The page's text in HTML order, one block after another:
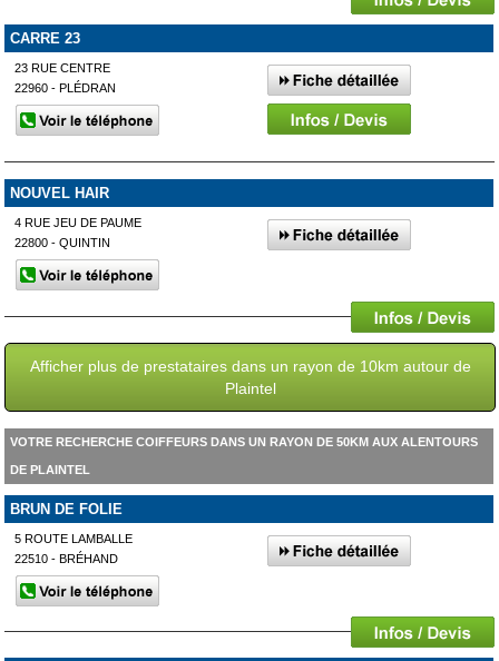
CARRE 23
23 RUE CENTRE
22960 - PLÉDRAN
NOUVEL HAIR
4 RUE JEU DE PAUME
22800 - QUINTIN
Afficher plus de prestataires dans un rayon de 10km autour de
Plaintel
VOTRE RECHERCHE COIFFEURS DANS UN RAYON DE 50KM AUX ALENTOURS
DE PLAINTEL
BRUN DE FOLIE
5 ROUTE LAMBALLE
22510 - BRÉHAND